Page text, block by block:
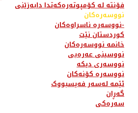
فۆنتە لە کۆمپوتەرەکەتدا دابەزێنی
نووسەرەکان
نووسەرە ناسراوەکان-
کوردستان نێت
خانمە نووسەرەکان
نووسینی عەرەبی
نووسەری دیکە
نووسەرە کۆنەکان
ئێمە لەسەر فەیسبووک
گەڕان
سەرەکی